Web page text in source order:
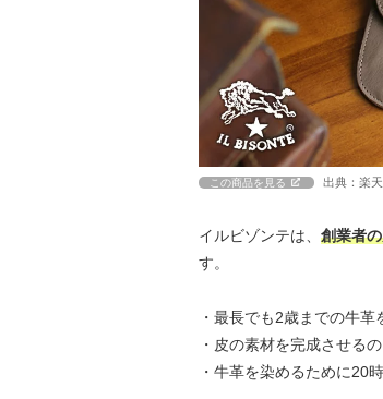
この商品を見る 出典：楽
イルビゾンテは、 創業者
す。
・最長でも2歳までの牛革
・皮の素材を完成させる
・牛革を染めるために20